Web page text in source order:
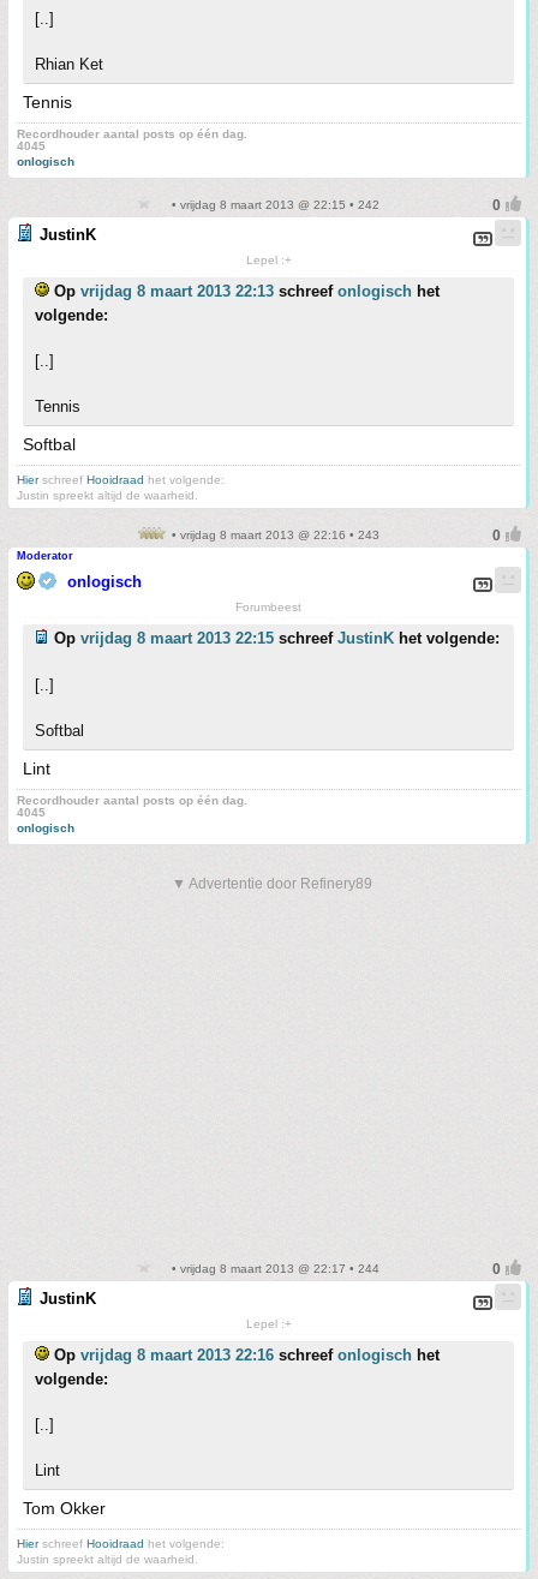
[..]
Rhian Ket
Tennis
Recordhouder aantal posts op één dag.
4045
onlogisch
• vrijdag 8 maart 2013 @ 22:15 • 242
JustinK
Lepel :+
Op vrijdag 8 maart 2013 22:13 schreef onlogisch het
volgende:
[..]
Tennis
Softbal
Hierschreef Hooidraad het volgende:
Justin spreekt altijd de waarheid.
• vrijdag 8 maart 2013 @ 22:16 • 243
Moderator
onlogisch
Forumbeest
Op vrijdag 8 maart 2013 22:15 schreef JustinK het volgende:
[..]
Softbal
Lint
Recordhouder aantal posts op één dag.
4045
onlogisch
▼ Advertentie door Refinery89
• vrijdag 8 maart 2013 @ 22:17 • 244
JustinK
Lepel :+
Op vrijdag 8 maart 2013 22:16 schreef onlogisch het
volgende:
[..]
Lint
Tom Okker
Hierschreef Hooidraad het volgende:
Justin spreekt altijd de waarheid.